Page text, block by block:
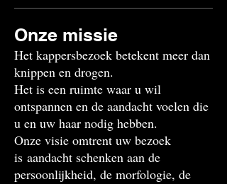
Onze missie
Het kappersbezoek betekent meer dan
knippen en drogen.
Het is een ruimte waar u wil
ontspannen en de aandacht voelen die
u en uw haar nodig hebben.
Onze visie omtrent uw bezoek
is aandacht schenken aan de
persoonlijkheid, de morfologie, de